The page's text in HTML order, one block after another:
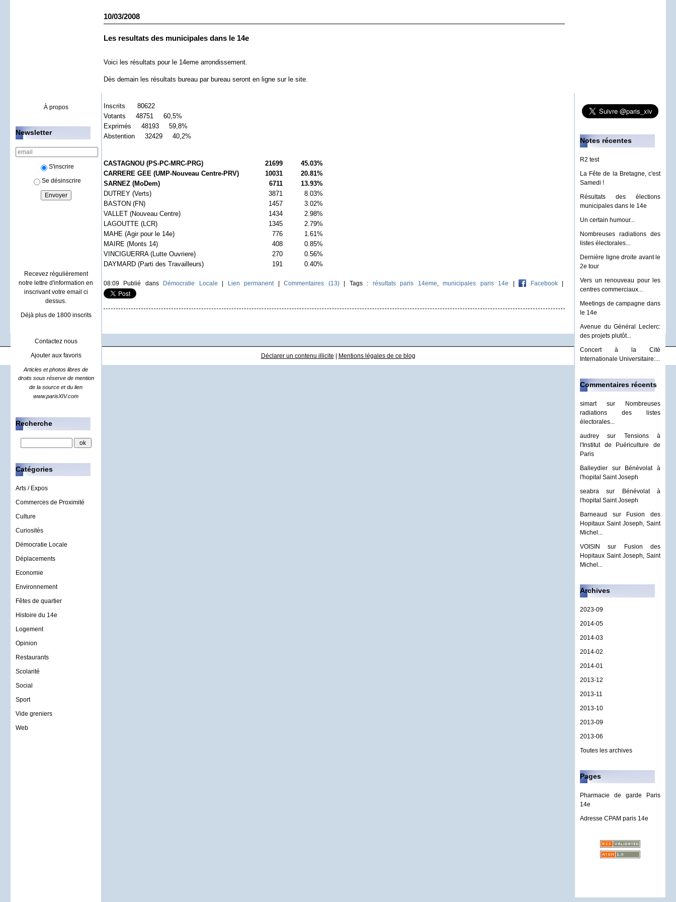
À propos
Newsletter
S'inscrire
Se désinscrire
Recevez régulièrement
notre lettre d'information en
inscrivant votre email ci
dessus.
Déjà plus de 1800 inscrits
Contactez nous
Ajouter aux favoris
Articles et photos libres de
droits sous réserve de mention
de la source et du lien
www.parisXIV.com
Recherche
Catégories
Arts / Expos
Commerces de Proximité
Culture
Curiosités
Démocratie Locale
Déplacements
Economie
Environnement
Fêtes de quartier
Histoire du 14e
Logement
Opinion
Restaurants
Scolarité
Social
Sport
Vide greniers
Web
Notes récentes
R2 test
La Fête de la Bretagne, c'est
Samedi !
Résultats des élections
municipales dans le 14e
Un certain humour...
Nombreuses radiations des
listes électorales...
Dernière ligne droite avant le
2e tour
Vers un renouveau pour les
centres commerciaux...
Meetings de campagne dans
le 14e
Avenue du Général Leclerc:
des projets plutôt...
Concert à la Cité
Internationale Universitaire:...
Commentaires récents
simartsur
Nombreuses
radiations des listes
électorales...
audrey sur Tensions à
l'Institut de Puériculture de
Paris
Balleydier sur
Bénévolat à
l'hopital Saint Joseph
seabra sur
Bénévolat à
l'hopital Saint Joseph
Barneaud
sur
Fusion des
Hopitaux Saint Joseph, Saint
Michel...
VOISIN
sur
Fusion des
Hopitaux Saint Joseph, Saint
Michel...
Archives
2023-09
2014-05
2014-03
2014-02
2014-01
2013-12
2013-11
2013-10
2013-09
2013-06
Toutes les archives
Pages
Pharmacie de garde Paris
14e
Adresse CPAM paris 14e
10/03/2008
Les resultats des municipales dans le 14e
Voici les résultats pour le 14eme arrondissement.
Dès demain les résultats bureau par bureau seront en ligne sur le site.
Inscrits 80622
Votants 48751 60,5%
Exprimés 48193 59,8%
Abstention 32429 40,2%
CASTAGNOU (PS-PC-MRC-PRG) 21699
45.03%
CARRERE GEE (UMP-Nouveau Centre-PRV)
10031
20.81%
SARNEZ (MoDem)
6711
13.93%
DUTREY (Verts)
3871
8.03%
BASTON (FN)
1457
3.02%
VALLET (Nouveau Centre)
1434
2.98%
LAGOUTTE (LCR)
1345
2.79%
MAHE (Agir pour le 14e)
776
1.61%
MAIRE (Monts 14)
408
0.85%
VINCIGUERRA (Lutte Ouvriere)
270
0.56%
DAYMARD (Parti des Travailleurs)
191 0.40%
08:09 Publié dans Démocratie Locale | Lien permanent |Commentaires (13)| Tags : résultats paris 14eme ,municipales paris 14e | Facebook|
Déclarer un contenu illicite | Mentions légales de ce blog